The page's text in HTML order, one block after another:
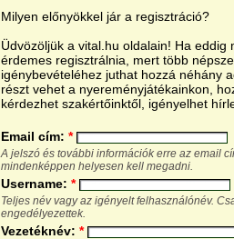
Milyen előnyökkel jár a regisztráció?
Üdvözöljük a vital.hu oldalain! Ha eddig
érdemes regisztrálnia, mert több
igénybevételéhez juthat hozzá néhány
részt vehet a nyereményjátékainkon,
kérdezhet szakértőinktől, igényelhet
Email cím: *
A jelszó és további információk erre az email
mindenképpen helyesen kell megadni.
Username: *
Teljes név vagy az igényelt felhasználónév.
engedélyezettek.
Vezetéknév: *